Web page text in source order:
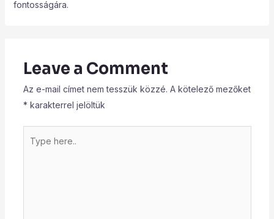
fontosságára.
Leave a Comment
Az e-mail címet nem tesszük közzé. A kötelező mezőket
* karakterrel jelöltük
here..